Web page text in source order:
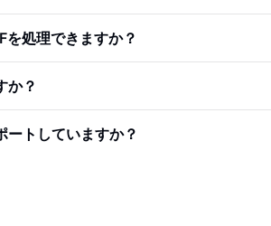
を処理できますか？
か？
ートしていますか？